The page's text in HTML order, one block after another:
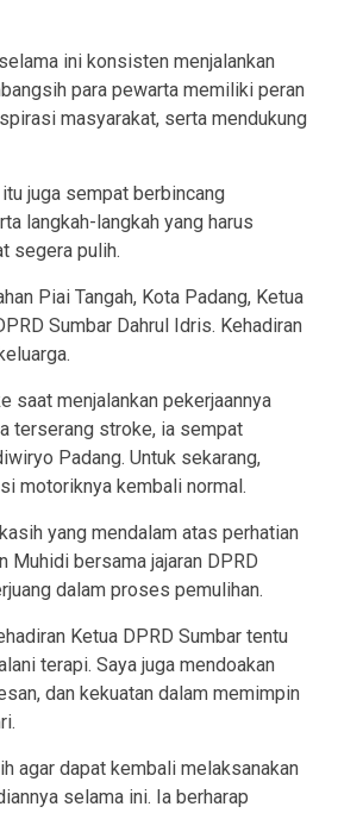
ini konsisten menjalankan
para pewarta memiliki peran
masyarakat, serta mendukung
juga sempat berbincang
langkah-langkah yang harus
segera pulih.
Piai Tangah, Kota Padang, Ketua
Sumbar Dahrul Idris. Kehadiran
saat menjalankan pekerjaannya
terserang stroke, ia sempat
Padang. Untuk sekarang,
motoriknya kembali normal.
yang mendalam atas perhatian
Muhidi bersama jajaran DPRD
dalam proses pemulihan.
Ketua DPRD Sumbar tentu
terapi. Saya juga mendoakan
dan kekuatan dalam memimpin
agar dapat kembali melaksanakan
selama ini. Ia berharap